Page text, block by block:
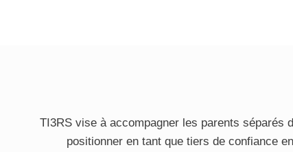
TI3RS vise à accompagner les parents séparés
positionner en tant que tiers de confiance